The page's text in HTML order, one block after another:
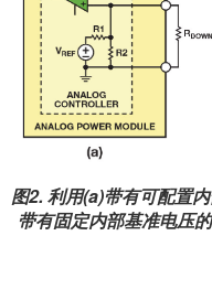
图2. 利用(a)带有可配置
带有固定内部基准电压